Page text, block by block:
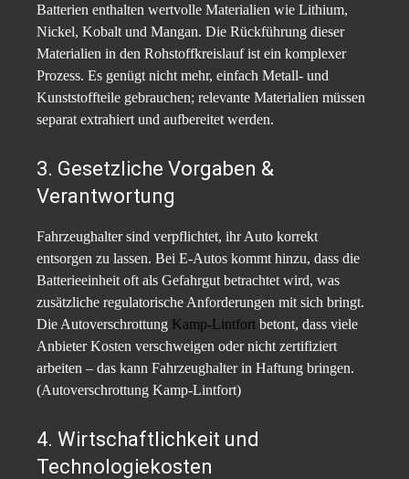
Batterien enthalten wertvolle Materialien wie Lithium,
Nickel, Kobalt und Mangan. Die Rückführung dieser
Materialien in den Rohstoffkreislauf ist ein komplexer
Prozess. Es genügt nicht mehr, einfach Metall‐ und
Kunststoffteile gebrauchen; relevante Materialien müssen
separat extrahiert und aufbereitet werden.
3. Gesetzliche Vorgaben &
Verantwortung
Fahrzeughalter sind verpflichtet, ihr Auto korrekt
entsorgen zu lassen. Bei E-Autos kommt hinzu, dass die
Batterieeinheit oft als Gefahrgut betrachtet wird, was
zusätzliche regulatorische Anforderungen mit sich bringt.
Die Autoverschrottung Kamp-Lintfort betont, dass viele
Anbieter Kosten verschweigen oder nicht zertifiziert
arbeiten – das kann Fahr­zeughalter in Haftung bringen.
(Autoverschrottung Kamp-Lintfort)
4. Wirtschaftlichkeit und
Technologiekosten